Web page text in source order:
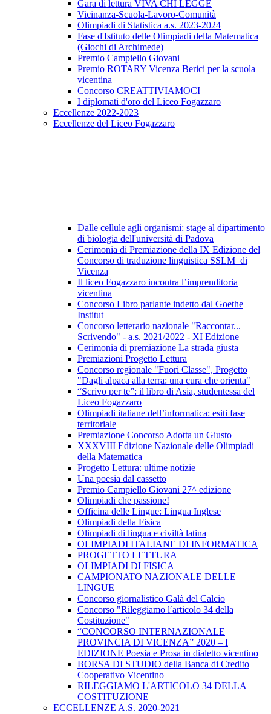
Gara di lettura VIVA CHI LEGGE
Vicinanza-Scuola-Lavoro-Comunità
Olimpiadi di Statistica a.s. 2023-2024
Fase d'Istituto delle Olimpiadi della Matematica
(Giochi di Archimede)
Premio Campiello Giovani
Premio ROTARY Vicenza Berici per la scuola
vicentina
Concorso CREATTIVIAMOCI
I diplomati d'oro del Liceo Fogazzaro
Eccellenze 2022-2023
Eccellenze del Liceo Fogazzaro
Dalle cellule agli organismi: stage al dipartimento
di biologia dell'università di Padova
Cerimonia di Premiazione della IX Edizione del
Concorso di traduzione linguistica SSLM di
Vicenza
Il liceo Fogazzaro incontra l’imprenditoria
vicentina
Concorso Libro parlante indetto dal Goethe
Institut
Concorso letterario nazionale "Raccontar...
Scrivendo" - a.s. 2021/2022 - XI Edizione
Cerimonia di premiazione La strada giusta
Premiazioni Progetto Lettura
Concorso regionale "Fuori Classe", Progetto
"Dagli alpaca alla terra: una cura che orienta"
“Scrivo per te”: il libro di Asia, studentessa del
Liceo Fogazzaro
Olimpiadi italiane dell’informatica: esiti fase
territoriale
Premiazione Concorso Adotta un Giusto
XXXVIII Edizione Nazionale delle Olimpiadi
della Matematica
Progetto Lettura: ultime notizie
Una poesia dal cassetto
Premio Campiello Giovani 27^ edizione
Olimpiadi che passione!
Officina delle Lingue: Lingua Inglese
Olimpiadi della Fisica
Olimpiadi di lingua e civiltà latina
OLIMPIADI ITALIANE DI INFORMATICA
PROGETTO LETTURA
OLIMPIADI DI FISICA
CAMPIONATO NAZIONALE DELLE
LINGUE
Concorso giornalistico Galà del Calcio
Concorso "Rileggiamo l′articolo 34 della
Costituzione"
“CONCORSO INTERNAZIONALE
PROVINCIA DI VICENZA” 2020 – I
EDIZIONE Poesia e Prosa in dialetto vicentino
BORSA DI STUDIO della Banca di Credito
Cooperativo Vicentino
RILEGGIAMO L'ARTICOLO 34 DELLA
COSTITUZIONE
ECCELLENZE A.S. 2020-2021